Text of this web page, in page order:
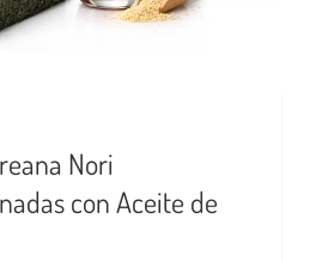
Nori
con Aceite de